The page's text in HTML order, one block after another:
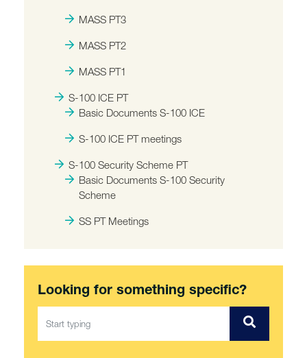
MASS PT3
MASS PT2
MASS PT1
S-100 ICE PT
Basic Documents S-100 ICE
S-100 ICE PT meetings
S-100 Security Scheme PT
Basic Documents S-100 Security
Scheme
SS PT Meetings
Looking for something specific?